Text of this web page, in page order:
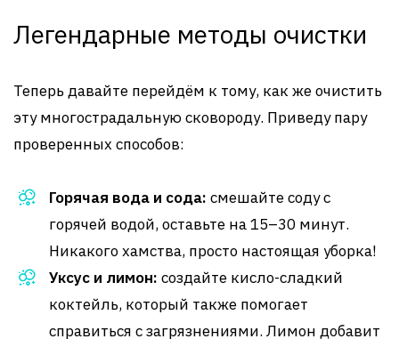
Легендарные методы очистки
Теперь давайте перейдём к тому, как же очистить
эту многострадальную сковороду. Приведу пару
проверенных способов:
Горячая вода и сода: смешайте соду с
горячей водой, оставьте на 15–30 минут.
Никакого хамства, просто настоящая уборка!
Уксус и лимон: создайте кисло-сладкий
коктейль, который также помогает
справиться с загрязнениями. Лимон добавит